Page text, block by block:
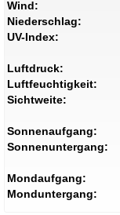
Wind:
Niederschlag:
UV-Index:
Luftdruck:
Luftfeuchtigkeit:
Sichtweite:
Sonnenaufgang:
Sonnenuntergang:
Mondaufgang:
Monduntergang: